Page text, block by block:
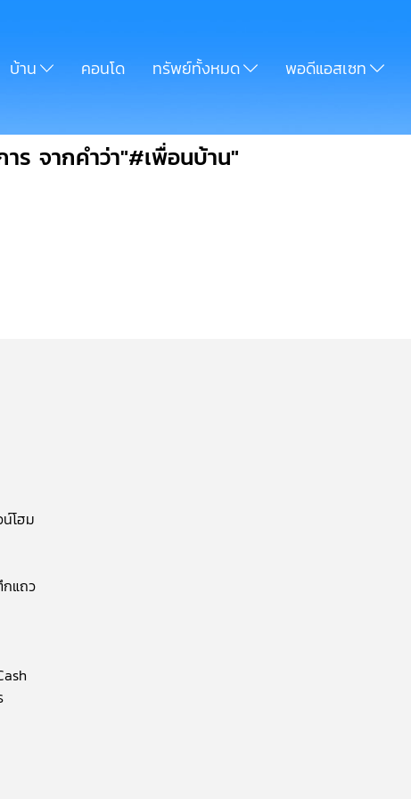
บ้าน คอนโด ทรัพย์ทั้งหมด พอดีแอสเซท
ร จากคำว่า"#เพื่อนบ้าน"
โฮม
แถว